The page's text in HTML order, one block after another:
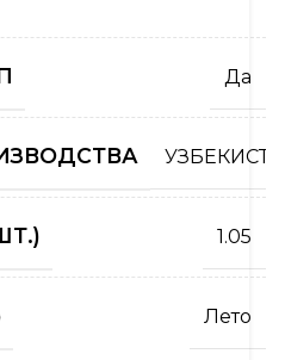
Да
1.05
Лето